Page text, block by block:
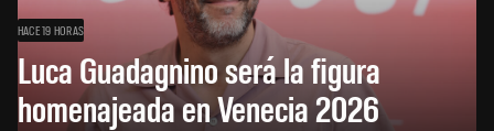
HACE 19 HORAS
Luca Guadagnino será la figura
homenajeada en Venecia 2026